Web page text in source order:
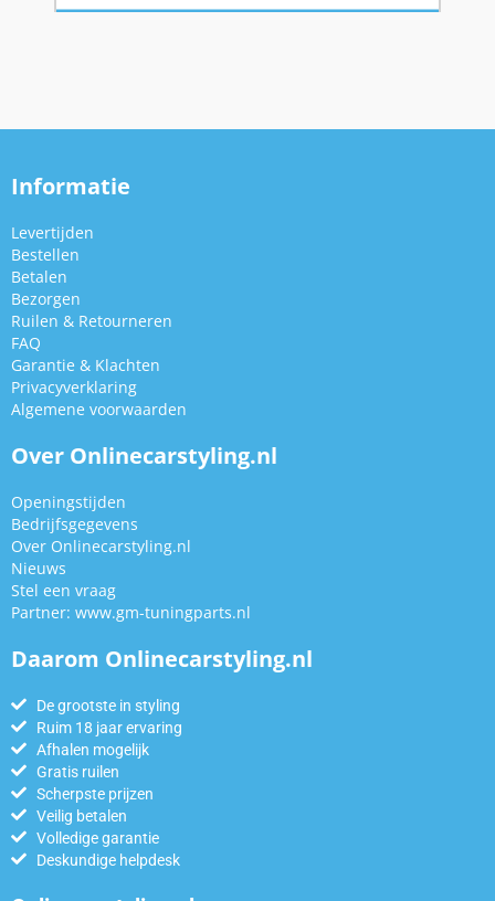
Informatie
Levertijden
Bestellen
Betalen
Bezorgen
Ruilen & Retourneren
FAQ
Garantie & Klachten
Privacyverklaring
Algemene voorwaarden
Over Onlinecarstyling.nl
Openingstijden
Bedrijfsgegevens
Over Onlinecarstyling.nl
Nieuws
Stel een vraag
Partner: www.gm-tuningparts.nl
Daarom Onlinecarstyling.nl
De grootste in styling
Ruim 18 jaar ervaring
Afhalen mogelijk
Gratis ruilen
Scherpste prijzen
Veilig betalen
Volledige garantie
Deskundige helpdesk